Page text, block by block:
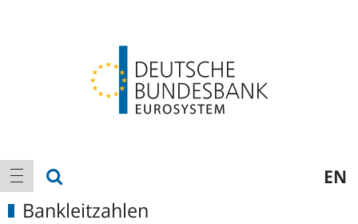
Hauptnavigation
Navigation anzeigen EN
Bankleitzahlen